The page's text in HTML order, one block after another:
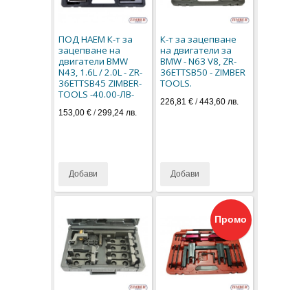
ПОД НАЕМ К-т за
зацепване на
двигатели BMW
N43, 1.6L / 2.0L - ZR-
36ETTSB45 ZIMBER-
TOOLS -40.00-ЛВ-
153,00 € /299,24 лв.
Добави
К-т за зацепване
на двигатели за
BMW - N63 V8, ZR-
36ETTSB50 - ZIMBER
TOOLS.
226,81 €/443,60 лв.
Добави
Промо